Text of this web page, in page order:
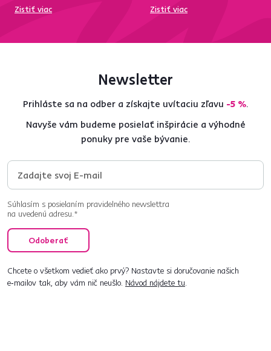
Zistiť viac
Zistiť viac
Newsletter
Prihláste sa na odber a získajte uvítaciu zľavu -5 %.
Navyše vám budeme posielať inšpirácie a výhodné
ponuky pre vaše bývanie.
Súhlasím s posielaním pravidelného newslettra
na uvedenú adresu.*
Odoberať
Chcete o všetkom vedieť ako prvý? Nastavte si doručovanie našich
e‑mailov tak, aby vám nič neušlo. Návod nájdete tu.